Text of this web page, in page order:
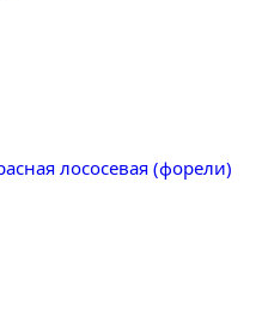
лососевая (форели)